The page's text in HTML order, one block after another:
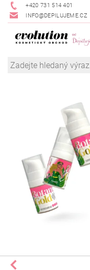
+420 731 514 401
INFO@DEPILUJEME.CZ